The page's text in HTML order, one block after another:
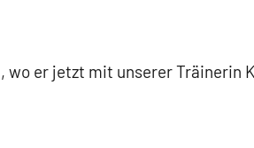
wo er jetzt mit unserer Träinerin